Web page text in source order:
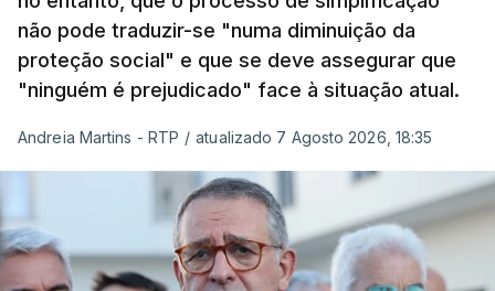
não pode traduzir-se "numa diminuição da
proteção social" e que se deve assegurar que
"ninguém é prejudicado" face à situação atual.
Andreia Martins - RTP / atualizado 7 Agosto 2026, 18:35